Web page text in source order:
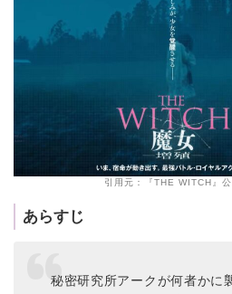
引用元：『THE WITCH』
あらすじ
秘密研究所アークが何者かに